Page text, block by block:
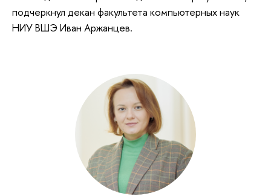
подчеркнул декан факультета компьютерных наук
НИУ ВШЭ Иван Аржанцев.